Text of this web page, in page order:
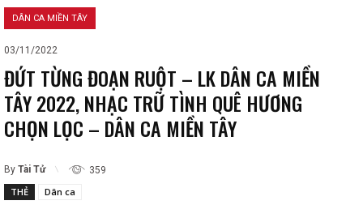
DÂN CA MIỀN TÂY
03/11/2022
ĐỨT TỪNG ĐOẠN RUỘT – LK DÂN CA MIỀN
TÂY 2022, NHẠC TRỮ TÌNH QUÊ HƯƠNG
CHỌN LỌC – DÂN CA MIỀN TÂY
By Tài Tử 359
THẺ Dân ca